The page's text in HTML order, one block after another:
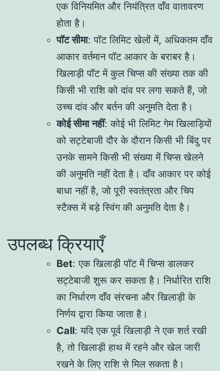
एक विनियमित और नियंत्रित दाँव वातावरण
होता है।
पॉट सीमा: पॉट लिमिट खेलों में, अधिकतम दाँव
आकार वर्तमान पॉट आकार के बराबर है।
खिलाड़ी पॉट में कुल चिप्स की संख्या तक की
किसी भी राशि को दांव पर लगा सकते हैं, जो
उच्च दांव और बर्तन की अनुमति देता है।
कोई सीमा नहीं: कोई भी लिमिट गेम खिलाड़ियों
को सट्टेबाजी दौर के दौरान किसी भी बिंदु पर
उनके सामने किसी भी संख्या में चिप्स खेलने
की अनुमति नहीं देता है। दाँव आकार पर कोई
बाधा नहीं है, जो पूरी स्वतंत्रता और चिप
स्टैक्स में बड़े स्विंग की अनुमति देता है।
उपलब्ध क्रियाएँ
Bet: एक खिलाड़ी पॉट में चिप्स डालकर
सट्टेबाजी शुरू कर सकता है। निर्धारित राशि
का निर्धारण दाँव संरचना और खिलाड़ी के
निर्णय द्वारा किया जाता है।
Call: यदि एक पूर्व खिलाड़ी ने एक शर्त रखी
है, तो खिलाड़ी हाथ में रहने और खेल जारी
रखने के लिए राशि से मिल सकता है।